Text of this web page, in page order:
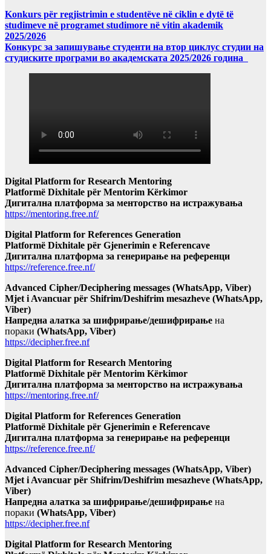
Konkurs për regjistrimin e studentëve në ciklin e dytë të
studimeve në programet studimore në vitin akademik
2025/2026
Конкурс за запишување студенти на втор циклус студии на
студиските програми во академската 2025/2026 година
Digital Platform for Research Mentoring
Platformë Dixhitale për Mentorim Kërkimor
Дигитална платформа за менторство на истражувања
https://mentoring.free.nf/
Digital Platform for References Generation
Platformë Dixhitale për Gjenerimin e Referencave
Дигитална платформа за генерирање на референци
https://reference.free.nf/
Advanced Cipher/Deciphering messages (WhatsApp, Viber)
Mjet i Avancuar për Shifrim/Deshifrim mesazheve (WhatsApp,
Viber)
Напредна алатка за шифрирање/дешифрирање на
пораки (WhatsApp, Viber)
https://decipher.free.nf
Digital Platform for Research Mentoring
Platformë Dixhitale për Mentorim Kërkimor
Дигитална платформа за менторство на истражувања
https://mentoring.free.nf/
Digital Platform for References Generation
Platformë Dixhitale për Gjenerimin e Referencave
Дигитална платформа за генерирање на референци
https://reference.free.nf/
Advanced Cipher/Deciphering messages (WhatsApp, Viber)
Mjet i Avancuar për Shifrim/Deshifrim mesazheve (WhatsApp,
Viber)
Напредна алатка за шифрирање/дешифрирање на
пораки (WhatsApp, Viber)
https://decipher.free.nf
Digital Platform for Research Mentoring